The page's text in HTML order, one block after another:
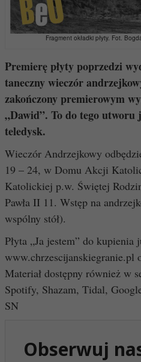
Fragment okładki płyty. Fot.
Premierę płyty poprzedzi
taneczny wieczór
zakończony premierowym
„Dawid”. To do tego utworu
teledysk.
Wieczór Andrzejkowy
19 – 24, w Domu Akcji
Katolickiej p.w. Świętej
Pawła II 11. Wstęp na
wspólny stół).
Płyta „Ja jestem” do kupienia
www.chrzescijanskiegranie.pl
Materiał dostępny również w
Spotify, Shazam, Tidal,
SN
Obserwuj